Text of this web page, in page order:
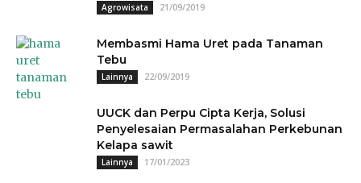
Agrowisata 21/09/2019
Membasmi Hama Uret pada Tanaman
Tebu
Lainnya 22/09/2019
UUCK dan Perpu Cipta Kerja, Solusi
Penyelesaian Permasalahan Perkebunan
Kelapa sawit
Lainnya 17/01/2023